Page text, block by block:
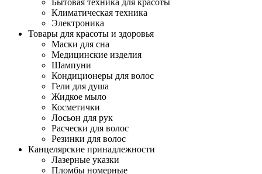
Бытовая техника для красоты
Климатическая техника
Электроника
Товары для красоты и здоровья
Маски для сна
Медицинские изделия
Шампуни
Кондиционеры для волос
Гели для душа
Жидкое мыло
Косметички
Лосьон для рук
Расчески для волос
Резинки для волос
Канцелярские принадлежности
Лазерные указки
Пломбы номерные